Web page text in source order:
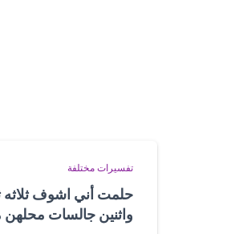
تفسيرات مختلفة
حلمت أني اشوف ثلاثه
واثنين جالسات محلهن